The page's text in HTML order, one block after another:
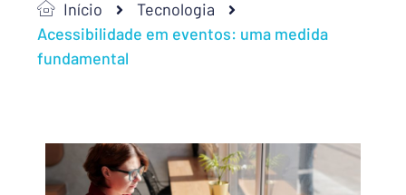
Início
Tecnologia
Acessibilidade em eventos: uma medida
fundamental